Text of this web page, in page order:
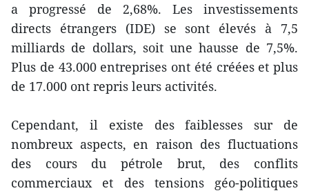
a progressé de 2,68%. Les investissements
directs étrangers (IDE) se sont élevés à 7,5
milliards de dollars, soit une hausse de 7,5%.
Plus de 43.000 entreprises ont été créées et plus
de 17.000 ont repris leurs activités.
Cependant, il existe des faiblesses sur de
nombreux aspects, en raison des fluctuations
des cours du pétrole brut, des conflits
commerciaux et des tensions géo-politiques